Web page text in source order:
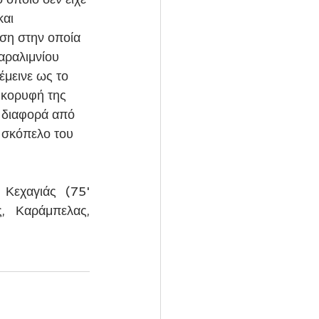
στην οποία
ως το
κορυφή της
διαφορά από
του
(75'
Καράμπελας,